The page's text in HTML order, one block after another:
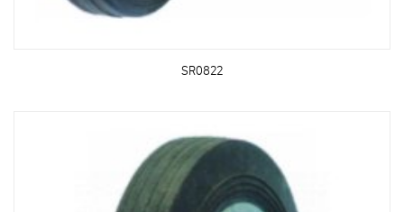
SR0822